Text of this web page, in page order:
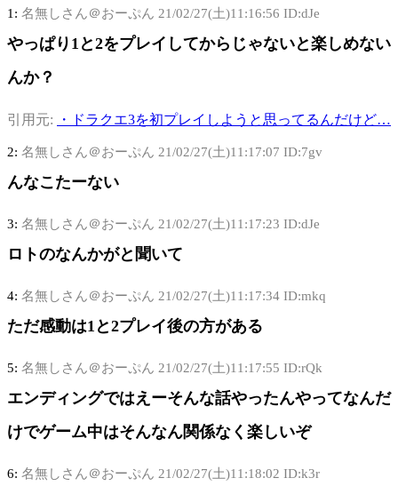
1: 名無しさん＠おーぷん 21/02/27(土)11:16:56 ID:dJe
やっぱり1と2をプレイしてからじゃないと楽しめない
んか？
引用元: ・ドラクエ3を初プレイしようと思ってるんだけど…
2: 名無しさん＠おーぷん 21/02/27(土)11:17:07 ID:7gv
んなこたーない
3: 名無しさん＠おーぷん 21/02/27(土)11:17:23 ID:dJe
ロトのなんかがと聞いて
4: 名無しさん＠おーぷん 21/02/27(土)11:17:34 ID:mkq
ただ感動は1と2プレイ後の方がある
5: 名無しさん＠おーぷん 21/02/27(土)11:17:55 ID:rQk
エンディングではえーそんな話やったんやってなんだ
けでゲーム中はそんなん関係なく楽しいぞ
6: 名無しさん＠おーぷん 21/02/27(土)11:18:02 ID:k3r